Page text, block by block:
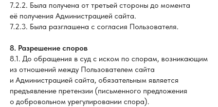
7.2.2. Была получена от третьей стороны до момента
её получения Администрацией сайта.
7.2.3. Была разглашена с согласия Пользователя.
8. Разрешение споров
8.1. До обращения в суд с иском по спорам, возникающим
из отношений между Пользователем сайта
и Администрацией сайта, обязательным является
предъявление претензии (письменного предложения
о добровольном урегулировании спора).